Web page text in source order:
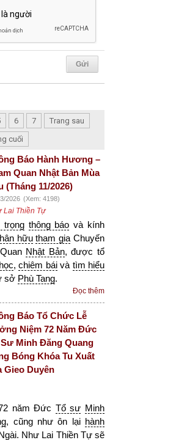
6 7
Trang sau
cuối
Báo Hành Hương –
Quan Nhật Bản Mùa
(Tháng 11/2026)
2026 (Xem: 4198)
Lai Thiền Tự
trọng thông báo và kính
hữu tham gia Chuyến
Nhật Bản, được tổ
, chiêm báivà tìm hiểu
sở Phù Tang.
Đọc thêm
Báo Tổ Chức Lễ
Niệm 72 Năm Đức
Minh Đăng Quang
Bóng Khóa Tu Xuất
Gieo Duyên
năm Đức Tổ sư Minh
, cũng như ôn lại hành
Như Lai ThiềnTự sẽ